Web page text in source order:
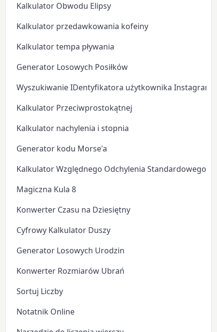
Kalkulator Obwodu Elipsy
Kalkulator przedawkowania kofeiny
Kalkulator tempa pływania
Generator Losowych Posiłków
Wyszukiwanie IDentyfikatora użytkownika Instagram
Kalkulator Przeciwprostokątnej
Kalkulator nachylenia i stopnia
Generator kodu Morse'a
Kalkulator Względnego Odchylenia Standardowego
Magiczna Kula 8
Konwerter Czasu na Dziesiętny
Cyfrowy Kalkulator Duszy
Generator Losowych Urodzin
Konwerter Rozmiarów Ubrań
Sortuj Liczby
Notatnik Online